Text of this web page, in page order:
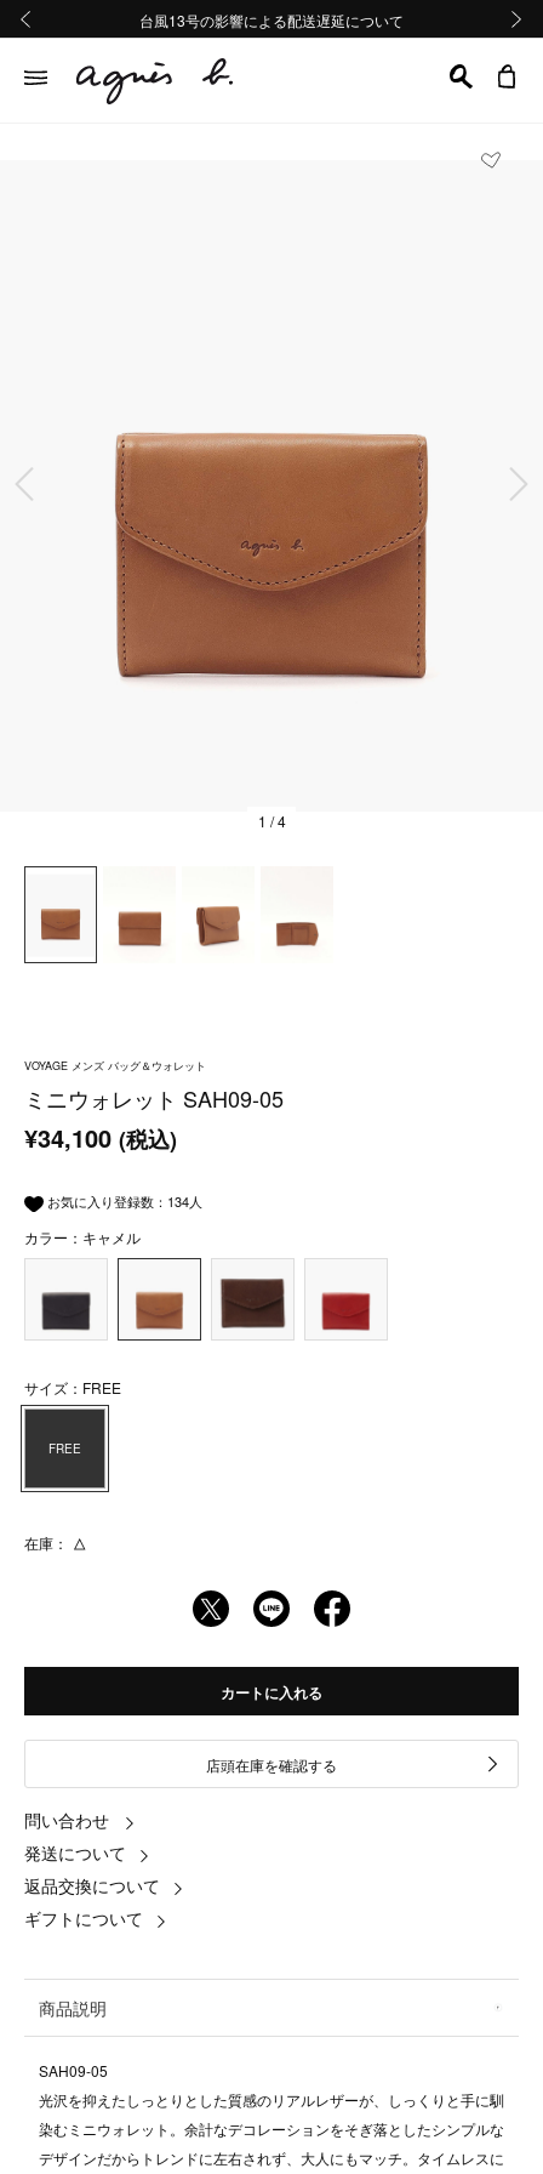
熊本地域地震の影響による配送遅延について
Summer Sale 2buy10%OFF!!
台風13号の影響による配送遅延について
熊本地域地震の影響による配送遅延について
Summer Sale 2buy10%OFF!!
前の画像
1 / 4
VOYAGE メンズ バッグ＆ウォレット
ミニウォレット SAH09-05
¥34,100 (税込)
お気に入り登録数： 134人
カラー：キャメル
サイズ：FREE
FREE
在庫： △
カートに入れる
店頭在庫を確認する
問い合わせ
発送について
返品交換について
ギフトについて
商品説明
SAH09-05
光沢を抑えたしっとりとした質感のリアルレザーが、しっくりと手に馴
染むミニウォレット。余計なデコレーションをそぎ落としたシンプルな
デザインだからトレンドに左右されず、大人にもマッチ。タイムレスに